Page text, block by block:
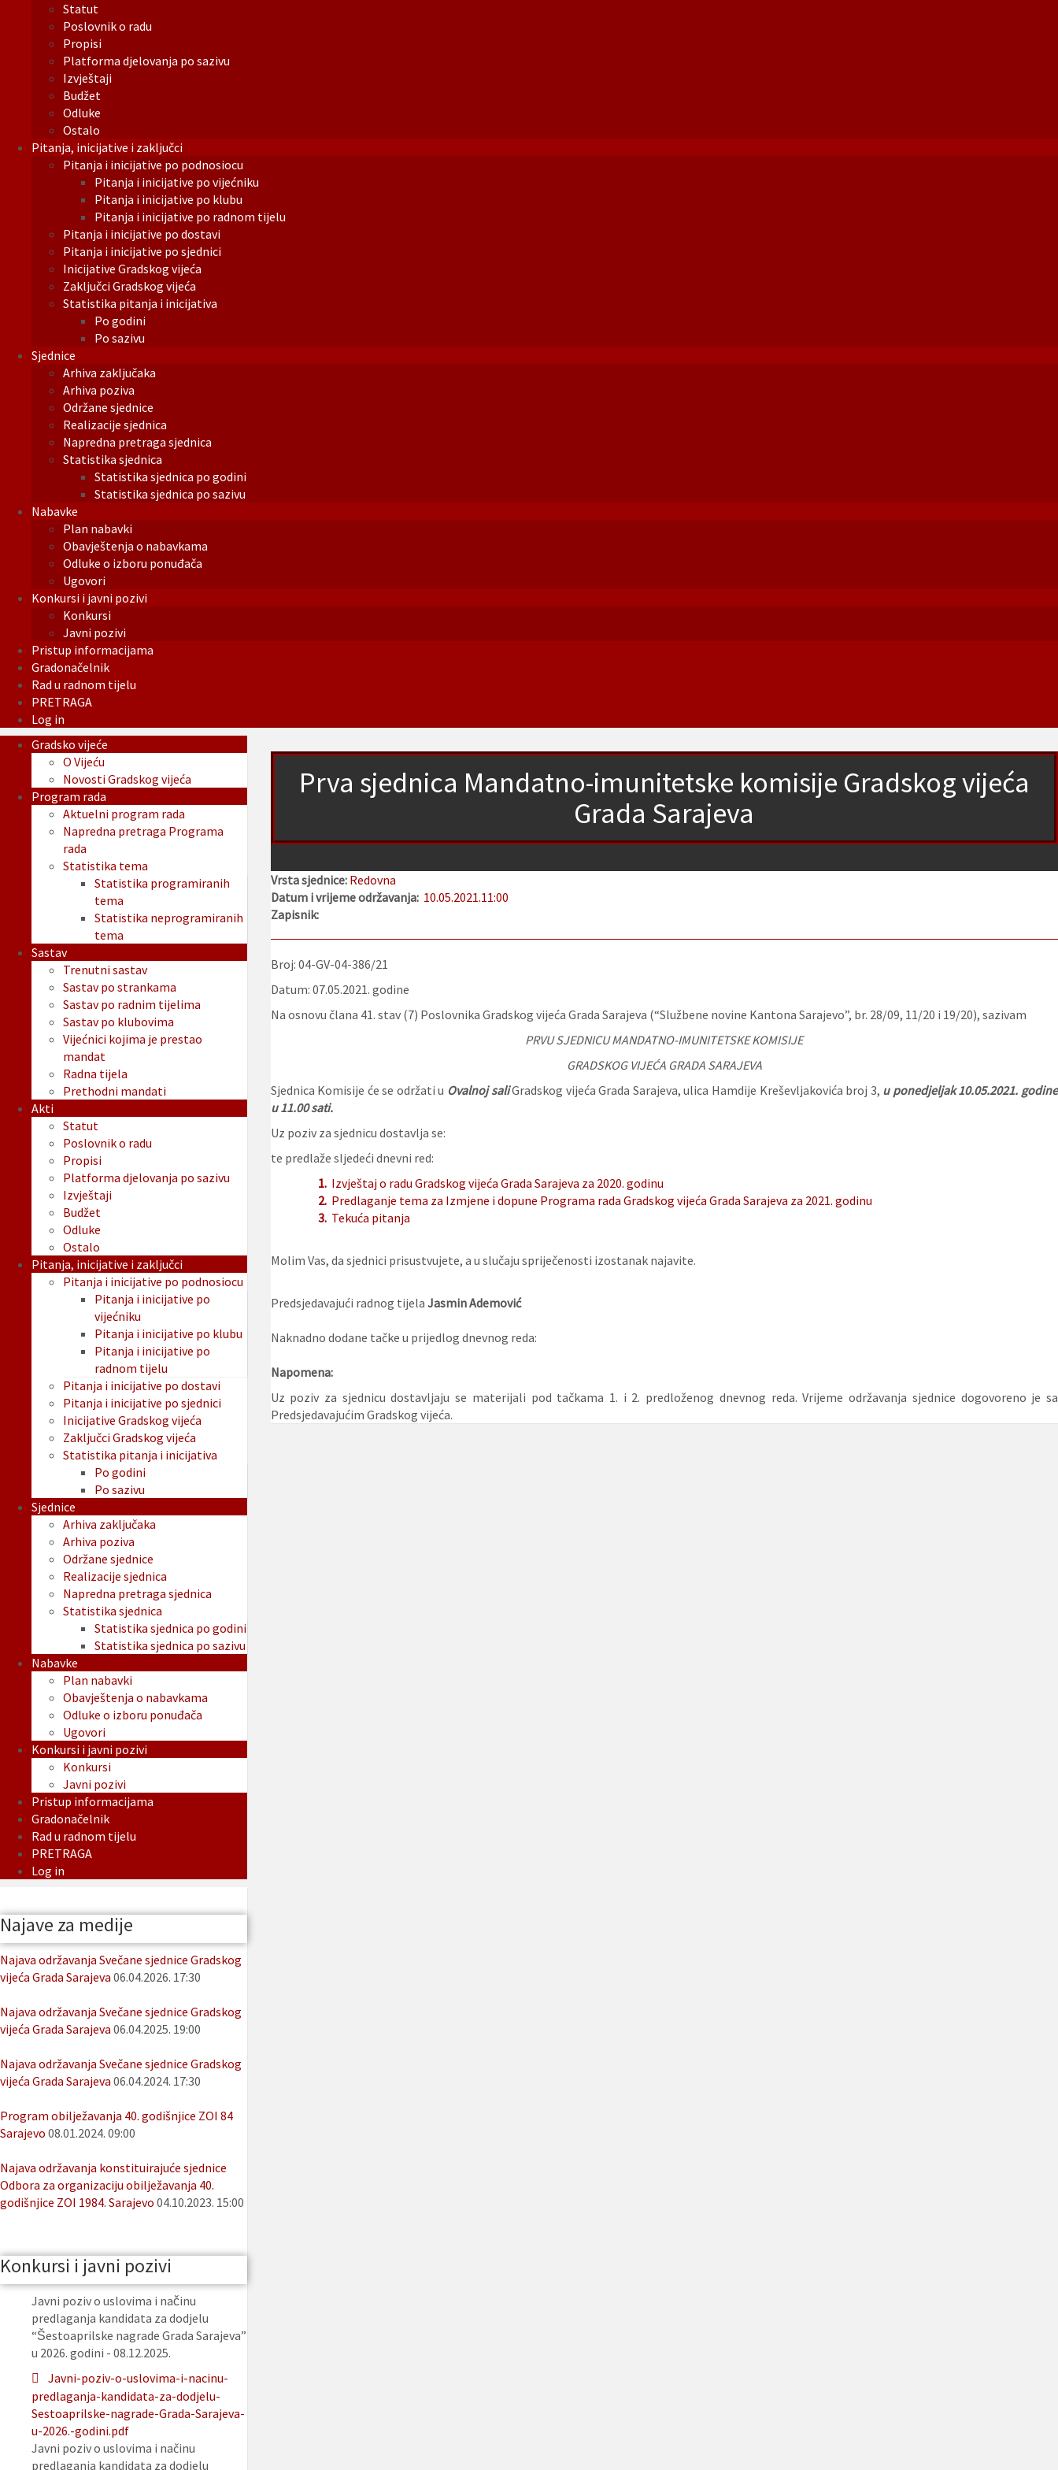
Statut
Poslovnik o radu
Propisi
Platforma djelovanja po sazivu
Izvještaji
Budžet
Odluke
Ostalo
Pitanja, inicijative i zaključci
Pitanja i inicijative po podnosiocu
Pitanja i inicijative po vijećniku
Pitanja i inicijative po klubu
Pitanja i inicijative po radnom tijelu
Pitanja i inicijative po dostavi
Pitanja i inicijative po sjednici
Inicijative Gradskog vijeća
Zaključci Gradskog vijeća
Statistika pitanja i inicijativa
Po godini
Po sazivu
Sjednice
Arhiva zaključaka
Arhiva poziva
Održane sjednice
Realizacije sjednica
Napredna pretraga sjednica
Statistika sjednica
Statistika sjednica po godini
Statistika sjednica po sazivu
Nabavke
Plan nabavki
Obavještenja o nabavkama
Odluke o izboru ponuđača
Ugovori
Konkursi i javni pozivi
Konkursi
Javni pozivi
Pristup informacijama
Gradonačelnik
Rad u radnom tijelu
PRETRAGA
Log in
Prva sjednica Mandatno-imunitetske komisije Gradskog vijeća
Grada Sarajeva
Vrsta sjednice: Redovna
Datum i vrijeme održavanja: 10.05.2021.11:00
Zapisnik:
Broj: 04-GV-04-386/21
Datum: 07.05.2021. godine
Na osnovu člana 41. stav (7) Poslovnika Gradskog vijeća Grada Sarajeva (“Službene novine Kantona Sarajevo”, br. 28/09, 11/20 i 19/20), sazivam
PRVU SJEDNICU MANDATNO-IMUNITETSKE KOMISIJE
GRADSKOG VIJEĆA GRADA SARAJEVA
Sjednica Komisije će se održati u Ovalnoj saliGradskog vijeća Grada Sarajeva, ulica Hamdije Kreševljakovića broj 3, u ponedjeljak 10.05.2021. godine
u 11.00 sati.
Uz poziv za sjednicu dostavlja se:
te predlaže sljedeći dnevni red:
1. Izvještaj o radu Gradskog vijeća Grada Sarajeva za 2020. godinu
2. Predlaganje tema za Izmjene i dopune Programa rada Gradskog vijeća Grada Sarajeva za 2021. godinu
3. Tekuća pitanja
Molim Vas, da sjednici prisustvujete, a u slučaju spriječenosti izostanak najavite.
Predsjedavajući radnog tijela Jasmin Ademović
Naknadno dodane tačke u prijedlog dnevnog reda:
Napomena:
Uz poziv za sjednicu dostavljaju se materijali pod tačkama 1. i 2. predloženog dnevnog reda. Vrijeme održavanja sjednice dogovoreno je sa
Predsjedavajućim Gradskog vijeća.
Gradsko vijeće
O Vijeću
Novosti Gradskog vijeća
Program rada
Aktuelni program rada
Napredna pretraga Programa
rada
Statistika tema
Statistika programiranih
tema
Statistika neprogramiranih
tema
Sastav
Trenutni sastav
Sastav po strankama
Sastav po radnim tijelima
Sastav po klubovima
Vijećnici kojima je prestao
mandat
Radna tijela
Prethodni mandati
Akti
Statut
Poslovnik o radu
Propisi
Platforma djelovanja po sazivu
Izvještaji
Budžet
Odluke
Ostalo
Pitanja, inicijative i zaključci
Pitanja i inicijative po podnosiocu
Pitanja i inicijative po
vijećniku
Pitanja i inicijative po klubu
Pitanja i inicijative po
radnom tijelu
Pitanja i inicijative po dostavi
Pitanja i inicijative po sjednici
Inicijative Gradskog vijeća
Zaključci Gradskog vijeća
Statistika pitanja i inicijativa
Po godini
Po sazivu
Sjednice
Arhiva zaključaka
Arhiva poziva
Održane sjednice
Realizacije sjednica
Napredna pretraga sjednica
Statistika sjednica
Statistika sjednica po godini
Statistika sjednica po sazivu
Nabavke
Plan nabavki
Obavještenja o nabavkama
Odluke o izboru ponuđača
Ugovori
Konkursi i javni pozivi
Konkursi
Javni pozivi
Pristup informacijama
Gradonačelnik
Rad u radnom tijelu
PRETRAGA
Log in
Najave za medije
Najava održavanja Svečane sjednice Gradskog
vijeća Grada Sarajeva 06.04.2026. 17:30
Najava održavanja Svečane sjednice Gradskog
vijeća Grada Sarajeva 06.04.2025. 19:00
Najava održavanja Svečane sjednice Gradskog
vijeća Grada Sarajeva 06.04.2024. 17:30
Program obilježavanja 40. godišnjice ZOI 84
Sarajevo 08.01.2024. 09:00
Najava održavanja konstituirajuće sjednice
Odbora za organizaciju obilježavanja 40.
godišnjice ZOI 1984. Sarajevo 04.10.2023. 15:00
Konkursi i javni pozivi
Javni poziv o uslovima i načinu
predlaganja kandidata za dodjelu
“Šestoaprilske nagrade Grada Sarajeva”
u 2026. godini - 08.12.2025.
Javni-poziv-o-uslovima-i-nacinu-
predlaganja-kandidata-za-dodjelu-
Sestoaprilske-nagrade-Grada-Sarajeva-
u-2026.-godini.pdf
Javni poziv o uslovima i načinu
predlaganja kandidata za dodjelu